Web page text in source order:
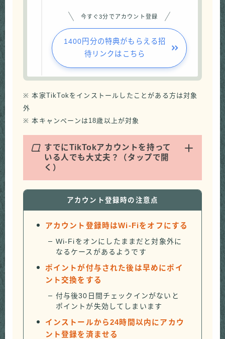
今すぐ3分でアカウント登録
1400円分の特典がもらえる招
待リンクはこちら
※ 本家TikTokをインストールしたことがある方は対象
外
※ 本キャンペーンは18歳以上が対象
Q すでにTikTokアカウントを持って
いる人でも大丈夫？（タップで開
く）
アカウント登録時の注意点
アカウント登録時はWi-Fiをオフにする
Wi-Fiをオンにしたままだと対象外に
なるケースがあるようです
ポイントが付与された後は早めにポイ
ント交換をする
付与後30日間チェックインがないと
ポイントが失効してしまいます
インストールから24時間以内にアカウ
ント登録を済ませる